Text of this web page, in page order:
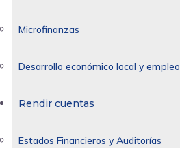
Microfinanzas
Desarrollo económico local y empleo
Rendir cuentas
Estados Financieros y Auditorías